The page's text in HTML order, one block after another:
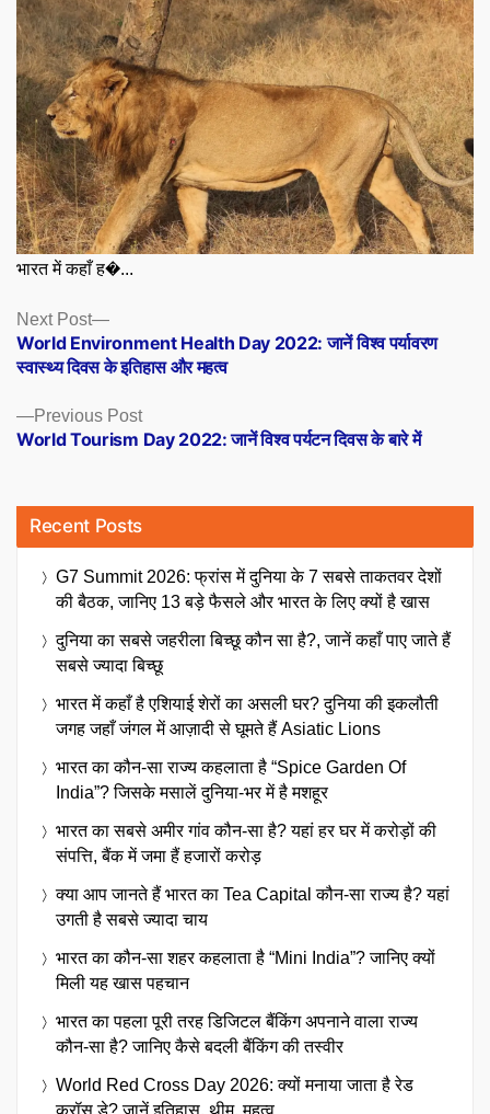
भारत में कहाँ ह�...
Posts
navigation
Previous PostPrevious
post:
World Tourism Day 2022: जानें विश्व पर्यटन दिवस के बारे में
Next Post
Next
post:
World Environment Health Day 2022: जानें विश्व पर्यावरण
स्वास्थ्य दिवस के इतिहास और महत्व
Recent Posts
G7 Summit 2026: फ्रांस में दुनिया के 7 सबसे ताकतवर देशों
की बैठक, जानिए 13 बड़े फैसले और भारत के लिए क्यों है खास
दुनिया का सबसे जहरीला बिच्छू कौन सा है?, जानें कहाँ पाए जाते हैं
सबसे ज्यादा बिच्छू
भारत में कहाँ है एशियाई शेरों का असली घर? दुनिया की इकलौती
जगह जहाँ जंगल में आज़ादी से घूमते हैं Asiatic Lions
भारत का कौन-सा राज्य कहलाता है “Spice Garden Of
India”? जिसके मसालें दुनिया-भर में है मशहूर
भारत का सबसे अमीर गांव कौन-सा है? यहां हर घर में करोड़ों की
संपत्ति, बैंक में जमा हैं हजारों करोड़
क्या आप जानते हैं भारत का Tea Capital कौन-सा राज्य है? यहां
उगती है सबसे ज्यादा चाय
भारत का कौन-सा शहर कहलाता है “Mini India”? जानिए क्यों
मिली यह खास पहचान
भारत का पहला पूरी तरह डिजिटल बैंकिंग अपनाने वाला राज्य
कौन-सा है? जानिए कैसे बदली बैंकिंग की तस्वीर
World Red Cross Day 2026: क्यों मनाया जाता है रेड